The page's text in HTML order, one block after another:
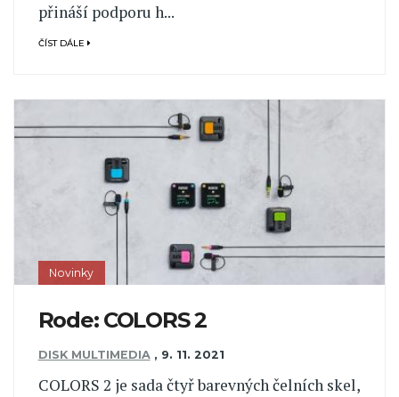
přináší podporu h...
ČÍST DÁLE
Novinky
Rode: COLORS 2
DISK MULTIMEDIA , 9. 11. 2021
COLORS 2 je sada čtyř barevných čelních skel,